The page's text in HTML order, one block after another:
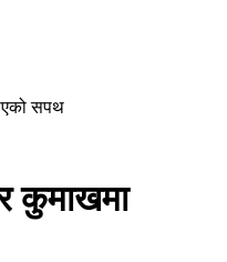
सपथ
कुमाखमा